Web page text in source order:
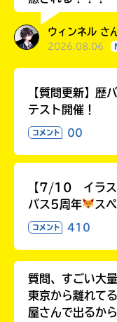
ウィンネル さ
2026.08.06
【質問更新】
テスト開催！
コメント 00
【7/10 イラス
バス5周年
ス
コメント 410
質問、すごい大
東京から離れて
屋さんで出るか